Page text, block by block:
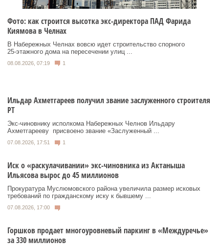
Фото: как строится высотка экс-директора ПАД Фарида
Киямова в Челнах
В Набережных Челнах вовсю идет строительство спорного
25‑этажного дома на пересечении улиц ...
08.08.2026, 07:19 1
Ильдар Ахметгареев получил звание заслуженного строителя
РТ
Экс‑чиновнику исполкома Набережных Челнов Ильдару
Ахметгарееву присвоено звание «Заслуженный ...
07.08.2026, 17:51 1
Иск о «раскулачивании» экс-чиновника из Актаныша
Ильясова вырос до 45 миллионов
Прокуратура Муслюмовского района увеличила размер исковых
требований по гражданскому иску к бывшему ...
07.08.2026, 17:00
Горшков продает многоуровневый паркинг в «Междуречье»
за 330 миллионов